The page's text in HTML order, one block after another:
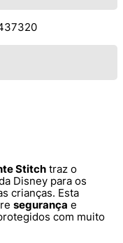
Stitch traz o
Disney para os
crianças. Esta
segurança e
com muito